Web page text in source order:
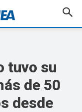
tuvo su
de 50
desde